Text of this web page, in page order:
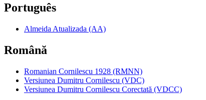
Português
Almeida Atualizada (AA)
Română
Romanian Cornilescu 1928 (RMNN)
Versiunea Dumitru Cornilescu (VDC)
Versiunea Dumitru Cornilescu Corectată (VDCC)